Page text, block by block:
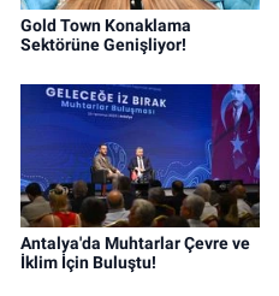
Gold Town Konaklama
Sektörüne Genişliyor!
Antalya'da Muhtarlar Çevre ve
İklim İçin Buluştu!